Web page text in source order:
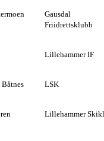
Gausdal
Friidrettsklubb
Lillehammer IF
Båtnes LSK
Lillehammer